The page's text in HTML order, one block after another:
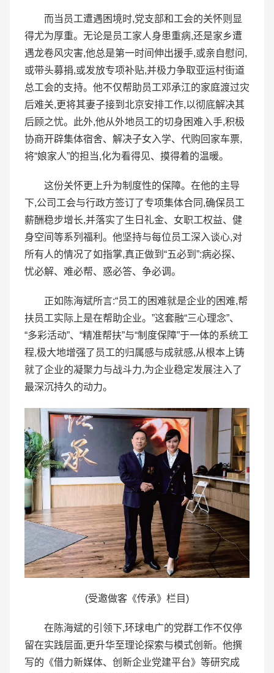
而当员工遭遇困境时,党支部和工会的关怀则显
得尤为厚重。无论是员工家人身患重病,还是家乡遭
遇龙卷风灾害,他总是第一时间伸出援手,或亲自慰问,
或带头募捐,或发放专项补贴,并极力争取亚运村街道
总工会的支持。他不仅帮助员工邓承江的家庭渡过灾
后难关,更将其妻子接到北京安排工作,以彻底解决其
后顾之忧。此外,他从外地员工的切身困难入手,积极
协商开辟集体宿舍、解决子女入学、代购回家车票,
将“娘家人”的担当,化为看得见、摸得着的温暖。
这份关怀更上升为制度性的保障。在他的主导
下,公司工会与行政方签订了专项集体合同,确保员工
薪酬稳步增长,并落实了生日礼金、女职工权益、健
身空间等系列福利。他坚持与每位员工深入谈心,对
所有人的情况了如指掌,真正做到“五必到”:病必探、
忧必解、难必帮、惑必答、争必调。
正如陈海斌所言:“员工的困难就是企业的困难,帮
扶员工实际上是在帮助企业。”这套融“三心理念”、
“多彩活动”、“精准帮扶”与“制度保障”于一体的系统工
程,极大地增强了员工的归属感与成就感,从根本上铸
就了企业的凝聚力与战斗力,为企业稳定发展注入了
最深沉持久的动力。
(受邀做客《传承》栏目)
在陈海斌的引领下,环球电广的党群工作不仅停
留在实践层面,更升华至理论探索与模式创新。他撰
写的《借力新媒体、创新企业党建平台》等研究成